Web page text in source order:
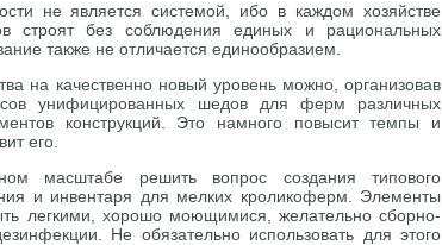
не является системой, ибо в каждом хозяйстве
без соблюдения единых и рациональных
также не отличается единообразием.
на качественно новый уровень можно, организовав
унифицированных шедов для ферм различных
конструкций. Это намного повысит темпы и
его.
масштабе решить вопрос создания типового
и инвентаря для мелких кроликоферм. Элементы
легкими, хорошо моющимися, желательно сборно-
Не обязательно использовать для этого